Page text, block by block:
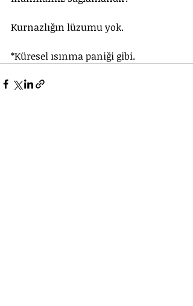
Kurnazlığın lüzumu yok.
*Küresel ısınma paniği gibi.